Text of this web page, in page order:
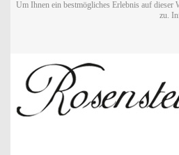
Um Ihnen ein bestmögliches Erlebnis auf
zu.